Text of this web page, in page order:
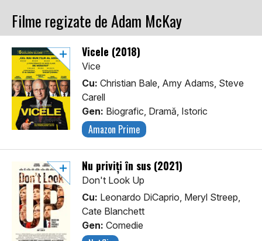
Filme regizate de Adam McKay
Vicele (2018)
Vice
Cu: Christian Bale, Amy Adams, Steve
Carell
Gen: Biografic, Dramă, Istoric
Amazon Prime
Nu priviți în sus (2021)
Don't Look Up
Cu: Leonardo DiCaprio, Meryl Streep,
Cate Blanchett
Gen: Comedie